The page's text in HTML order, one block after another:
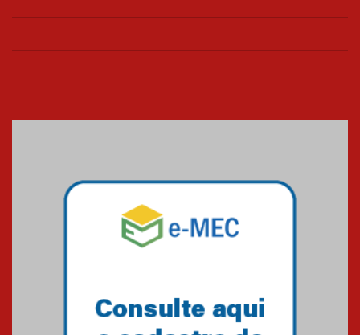
UTI's inteligentes
Pós-Asco: evento do HUEM
debate novidades sobre
estudos e tratamentos contra
o câncer
MackPesquisa 2026 prorroga
inscrições até 14 de agosto